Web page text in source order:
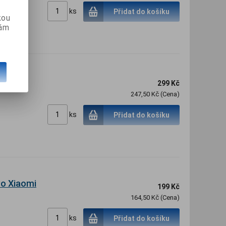
ks Přidat do košíku
pro
299 Kč
247,50 Kč (Cena)
ks Přidat do košíku
Xiaomi
199 Kč
164,50 Kč (Cena)
ks Přidat do košíku